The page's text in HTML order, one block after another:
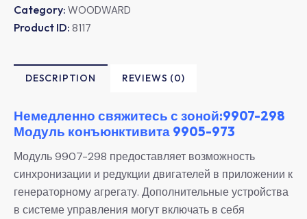
Category: WOODWARD
Product ID: 8117
DESCRIPTION REVIEWS (0)
Немедленно свяжитесь с зоной:9907-298
Модуль конъюнктивита 9905-973
Модуль 9907-298 предоставляет возможность
синхронизации и редукции двигателей в приложении к
генераторному агрегату. Дополнительные устройства
в системе управления могут включать в себя